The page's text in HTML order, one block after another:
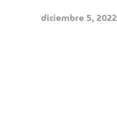
diciembre 5, 2022